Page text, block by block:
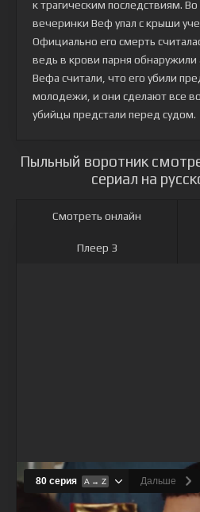
к трагическим последствиям.
вечеринки Веф упал с крыши
Официально его смерть
ведь в крови парня обнаружили
Вефа считали, что его убили
молодежи, и они сделают все
убийцы предстали перед судом.
Пыльный воротник
сериал на
Смотреть онлайн
Плеер 3